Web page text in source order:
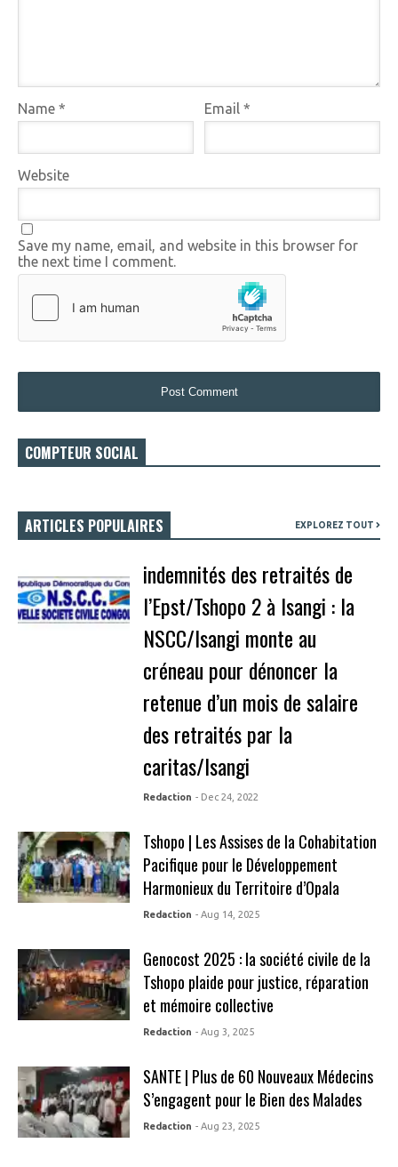
Name * Email*
Website
Save my name, email, and website in this browser for
the next time I comment.
COMPTEUR SOCIAL
ARTICLES POPULAIRES EXPLOREZ TOUT
indemnités des retraités de
l’Epst/Tshopo 2 à Isangi : la
NSCC/Isangi monte au
créneau pour dénoncer la
retenue d’un mois de salaire
des retraités par la
caritas/Isangi
Redaction - Dec 24, 2022
Tshopo | Les Assises de la Cohabitation
Pacifique pour le Développement
Harmonieux du Territoire d’Opala
Redaction - Aug 14, 2025
Genocost 2025 : la société civile de la
Tshopo plaide pour justice, réparation
et mémoire collective
Redaction - Aug 3, 2025
SANTE | Plus de 60 Nouveaux Médecins
S’engagent pour le Bien des Malades
Redaction - Aug 23, 2025